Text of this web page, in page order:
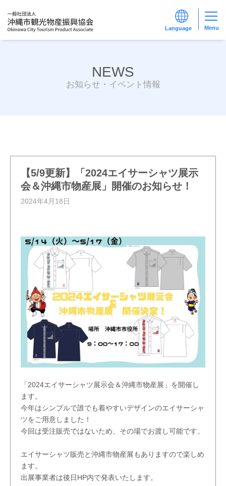
Menu
NEWS
お知らせ・イベント情報
【5/9更新】「2024エイサーシャツ展示
会＆沖縄市物産展」開催のお知らせ！
2024年4月18日
「2024エイサーシャツ展示会＆沖縄市物産展」を開催し
ます。
今年はシンプルで誰でも着やすいデザインのエイサーシャ
ツをご用意しました！
今回は受注販売ではないため、その場でお渡し可能です。
エイサーシャツ販売と沖縄市物産展もありますので楽しめ
ます。
出展事業者は後日HP内で発表いたします。